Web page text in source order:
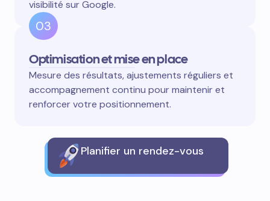
visibilité sur Google.
03
Optimisation et mise en place
Mesure des résultats, ajustements réguliers et
accompagnement continu pour maintenir et
renforcer votre positionnement.
Planifier un rendez-vous